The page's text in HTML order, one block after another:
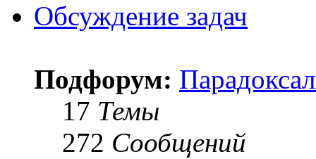
Обсуждение задач
Подфорум:
17 Темы
272 Сообщений